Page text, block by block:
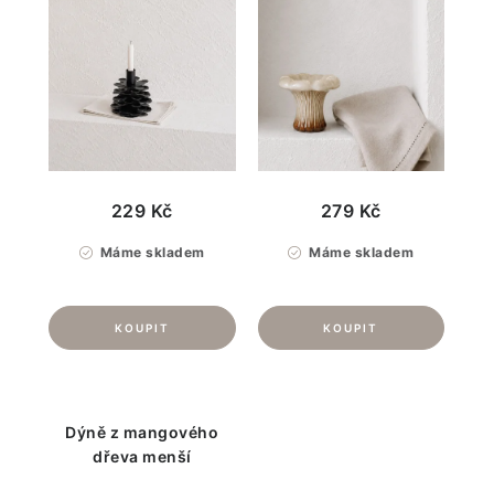
Máme skladem
229 Kč
Máme skladem
279 Kč
Dýně z mangového
dřeva menší